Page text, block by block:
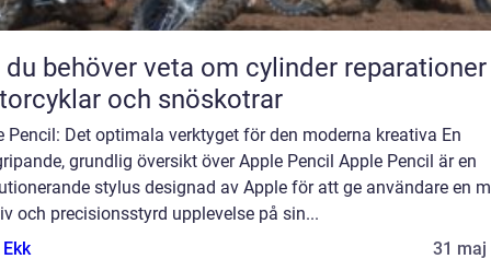
behöver veta om cylinder
och snöskotrar
Pencil: Det optimala verktyget för den moderna kreativa En
grundlig översikt över Apple Pencil Apple Pencil är en
stylus designad av Apple för att ge användare en
och precisionsstyrd upplevelse på sin...
31 maj